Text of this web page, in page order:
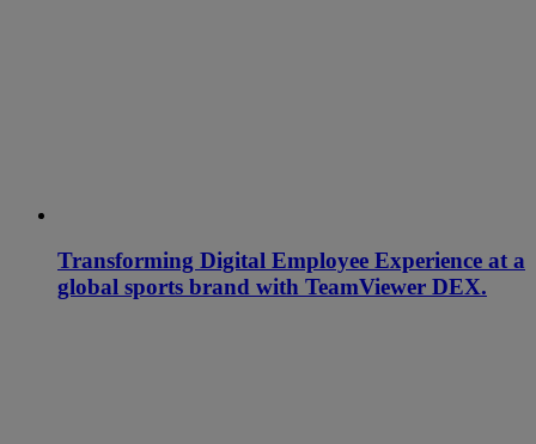
Transforming Digital Employee Experience at a
global sports brand with TeamViewer DEX.